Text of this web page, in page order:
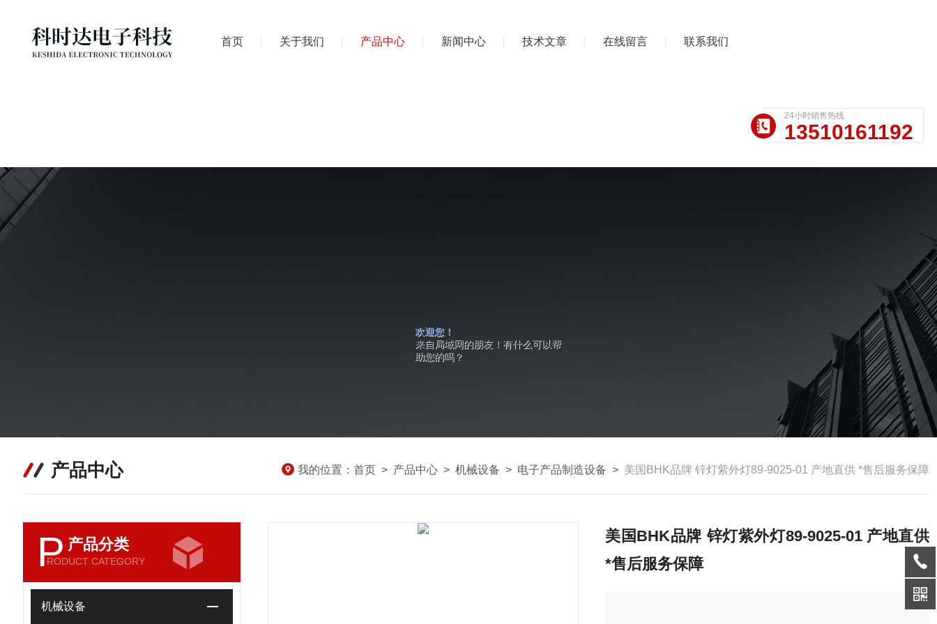
欢迎您！
来自局域网的朋友！有什么可以帮
助您的吗？
首页 关于我们 产品中心 新闻中心 技术文章 在线留言 联系我们
24小时销售热线
13510161192
产品中心 我的位置： 首页 > 产品中心 > 机械设备 > 电子产品制造设备 > 美国BHK品牌 锌灯紫外灯89-9025-01 产地直供 *售后服务保障
P 产品分类
RODUCT CATEGORY
机械设备
美国BHK品牌 锌灯紫外灯89-9025-01 产地直供
*售后服务保障